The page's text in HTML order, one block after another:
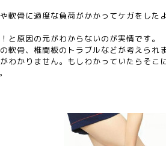
軟骨に過度な負荷がかかってケガをし
と原因の元がわからないのが実情です。
軟骨、椎間板のトラブルなどが考えら
わかりません。もしわかっていたらそ